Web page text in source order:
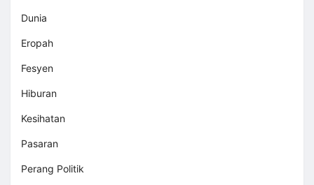
Dunia
Eropah
Fesyen
Hiburan
Kesihatan
Pasaran
Perang Politik